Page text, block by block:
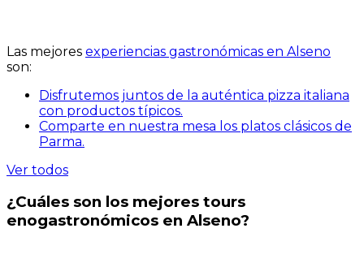
Las mejores experiencias gastronómicas en Alseno
son:
Disfrutemos juntos de la auténtica pizza italiana
con productos típicos.
Comparte en nuestra mesa los platos clásicos de
Parma.
Ver todos
¿Cuáles son los mejores tours
enogastronómicos en Alseno?